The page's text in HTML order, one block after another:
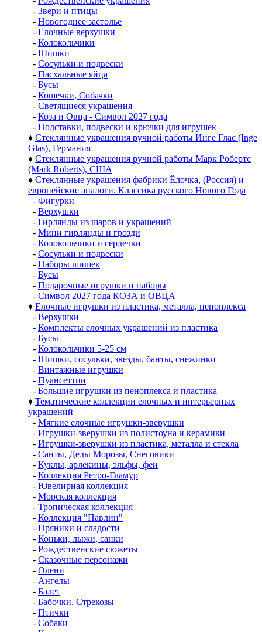
- Звери и птицы
- Новогоднее застолье
- Елочные верхушки
- Колокольчики
- Шишки
- Сосульки и подвески
- Пасхальные яйца
- Бусы
- Кошечки, Собачки
- Светящиеся украшения
- Коза и Овца - Символ 2027 года
- Подставки, подвески и крючки для игрушек
♦ Стеклянные украшения ручной работы Инге Глас (Inge
Glas), Германия
♦ Стеклянные украшения ручной работы Марк Робертс
(Mark Roberts), США
♦ Стеклянные украшения фабрики Ёлочка, (Россия) и
европейские аналоги. Классика русского Нового Года
- Фигурки
- Верхушки
- Гирлянды из шаров и украшений
- Мини гирлянды и грозди
- Колокольчики и сердечки
- Сосульки и подвески
- Наборы шишек
- Бусы
- Подарочные игрушки и наборы
- Символ 2027 года КОЗА и ОВЦА
♦ Елочные игрушки из пластика, металла, пеноплекса
- Верхушки
- Комплекты елочных украшений из пластика
- Бусы
- Колокольчики 5-25 см
- Шишки, сосульки, звезды, банты, снежинки
- Винтажные игрушки
- Пуансеттии
- Большие игрушки из пеноплекса и пластика
♦ Тематические коллекции елочных и интерьерных
украшений
- Мягкие елочные игрушки-зверушки
- Игрушки-зверушки из полистоуна и керамики
- Игрушки-зверушки из пластика, металла и стекла
- Санты, Деды Морозы, Снеговики
- Куклы, арлекины, эльфы, феи
- Коллекция Ретро-Гламур
- Ювелирная коллекция
- Морская коллекция
- Тропическая коллекция
- Коллекция "Павлин"
- Пряники и сладости
- Коньки, лыжи, санки
- Рождественские сюжеты
- Сказочные персонажи
- Олени
- Ангелы
- Балет
- Бабочки, Стрекозы
- Птички
- Собаки